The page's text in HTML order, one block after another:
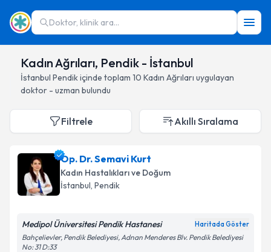
Doktor, klinik ara...
Kadın Ağrıları, Pendik - İstanbul
İstanbul Pendikiçinde toplam 10 Kadın Ağrıları uygulayan
doktor - uzman bulundu
Filtrele Akıllı Sıralama
Op. Dr. Semavi Kurt
Kadın Hastalıkları ve Doğum
İstanbul, Pendik
Medipol Üniversitesi Pendik Hastanesi Haritada Göster
Bahçelievler, Pendik Belediyesi, Adnan Menderes Blv. Pendik Belediyesi
No: 31 D:33